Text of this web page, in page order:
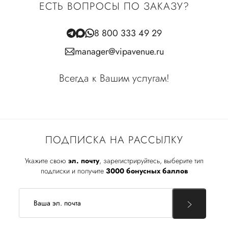
ПОДПИСКА НА РАССЫЛКУ
Укажите свою эл. почту, зарегистрируйтесь, выберите тип
подписки и получите 3000 бонусных баллов
ЕСТЬ ВОПРОСЫ ПО ЗАКАЗУ?
8 800 333 49 29
manager@vipavenue.ru
Всегда к Вашим услугам!